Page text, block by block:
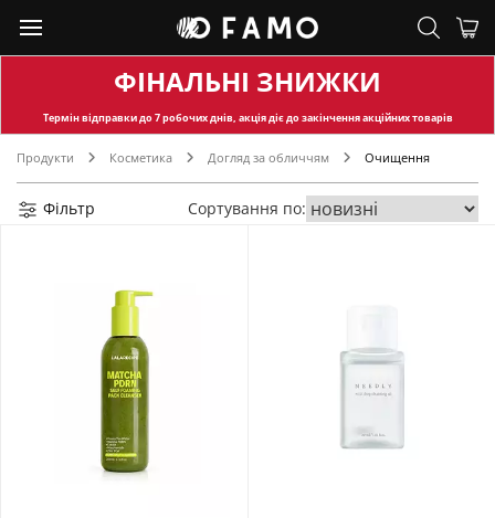
ФІНАЛЬНІ ЗНИЖКИ
Термін відправкидо 7 робочих днів, акція діє до закінчення акційних товарів
Продукти Косметика Догляд за обличчям Очищення
Фільтр Сортування по: